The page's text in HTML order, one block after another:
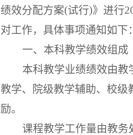
绩效分配方案(试行)》进行
对工作，具体事项通知如下：
一、本科教学绩效组成
本科教学业绩绩效由
教学、院级教学辅助、校级
励。
课程教学工作量由教